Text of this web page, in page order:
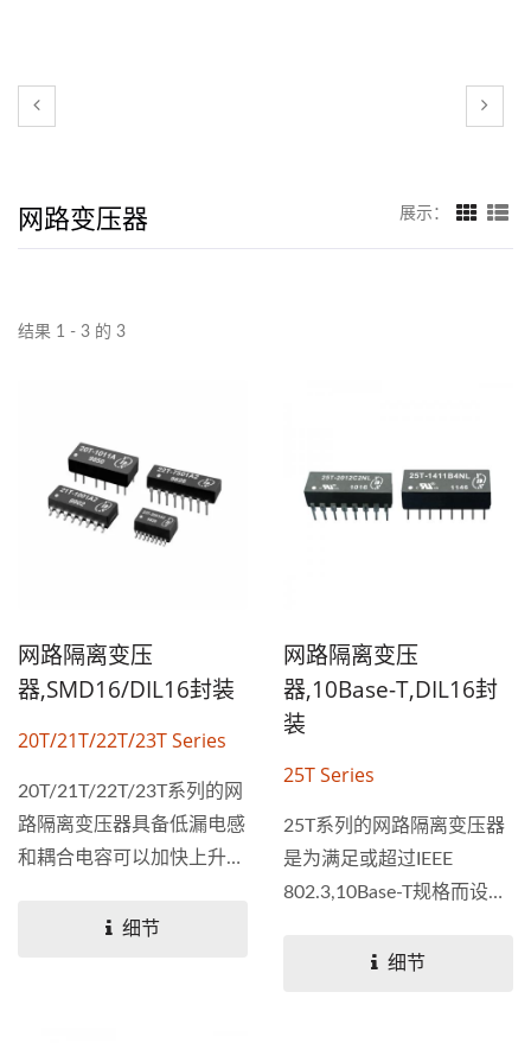
网路变压器 展示：
结果 1 - 3 的 3
网路隔离变压
器,SMD16/DIL16封装
20T/21T/22T/23T Series
20T/21T/22T/23T系列的网
路隔离变压器具备低漏电感
和耦合电容可以加快上升时
更快速，有通孔型、自动插
细节
网路隔离变压
器,10Base-T,DIL16封
装
25T Series
25T系列的网路隔离变压器
是为满足或超过IEEE
802.3,10Base-T规格而设
注成型包装可承受235°C峰
细节